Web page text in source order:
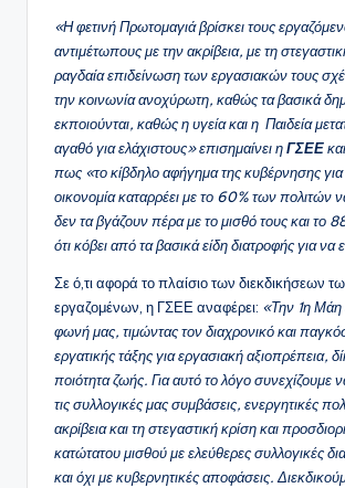
«Η φετινή Πρωτομαγιά βρίσκει τους
αντιμέτωπους με την ακρίβεια, με τη
ραγδαία επιδείνωση των εργασιακών τους
την κοινωνία ανοχύρωτη, καθώς τα βασικά
εκποιούνται, καθώς η υγεία και η Παιδεία
αγαθό για ελάχιστους» επισημαίνει ηΓΣΕΕ
πως «το κίβδηλο αφήγημα της κυβέρνησης
οικονομία καταρρέει με το 60% των πολιτών
δεν τα βγάζουν πέρα με το μισθό τους και το
ότι κόβει από τα βασικά είδη διατροφής για να
Σε ό,τι αφορά το πλαίσιο των διεκδικήσεων
εργαζομένων, η ΓΣΕΕ αναφέρει: «Την 1η Μάη
φωνή μας, τιμώντας τον διαχρονικό και
εργατικής τάξης για εργασιακή αξιοπρέπεια,
ποιότητα ζωής. Για αυτό το λόγο συνεχίζουμε
τις συλλογικές μας συμβάσεις, ενεργητικές
ακρίβεια και τη στεγαστική κρίση και
κατώτατου μισθού με ελεύθερες συλλογικές
και όχι με κυβερνητικές αποφάσεις.